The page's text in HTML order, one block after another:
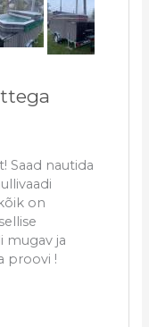
Saad nautida
on
mugav ja
proovi !